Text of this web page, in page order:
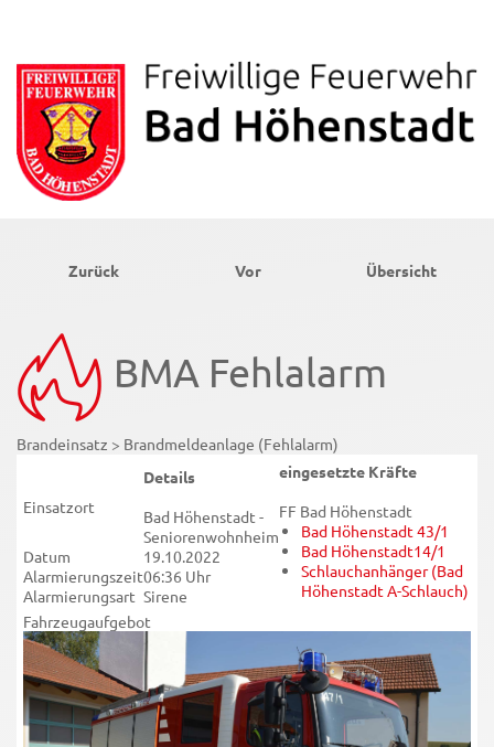
Zurück Vor Übersicht
BMA Fehlalarm
Brandeinsatz > Brandmeldeanlage (Fehlalarm)
Einsatzort
Details
Bad Höhenstadt -
Seniorenwohnheim
Datum
19.10.2022
Alarmierungszeit06:36 Uhr
Alarmierungsart Sirene
eingesetzte Kräfte
FF Bad Höhenstadt
Bad Höhenstadt 43/1
Bad Höhenstadt14/1
Schlauchanhänger (Bad
Höhenstadt A-Schlauch)
Fahrzeugaufgebot